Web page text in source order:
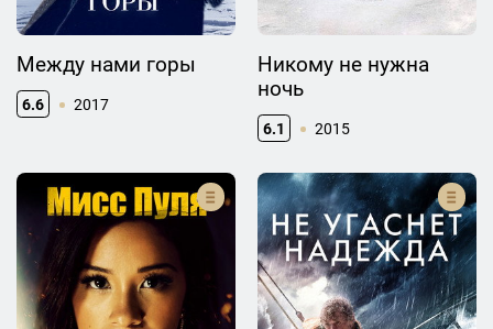
Между нами горы
6.6 2017
Никому не нужна
ночь
6.1 2015